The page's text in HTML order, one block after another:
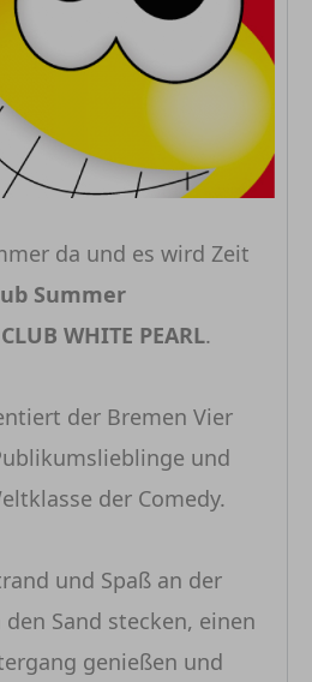
da und es wird Zeit
Summer
WHITE PEARL.
der Bremen Vier
und
der Comedy.
und Spaß an der
Sand stecken, einen
genießen und